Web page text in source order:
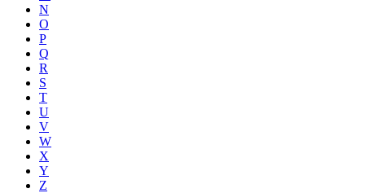
N
O
P
Q
R
S
T
U
V
W
X
Y
Z